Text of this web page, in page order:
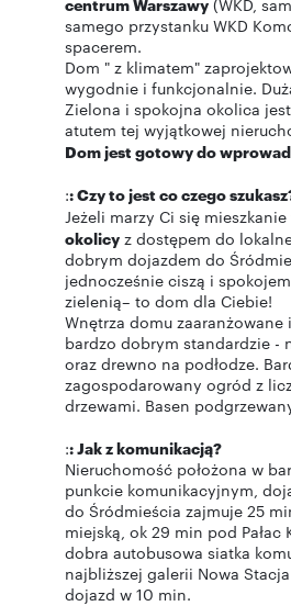
(WKD,
samego przystanku WKD
spacerem.
Dom " z klimatem"
wygodnie i funkcjonalnie.
Zielona i spokojna okolica
atutem tej wyjątkowej
Dom jest gotowy do
:: Czy to jest co czego
Jeżeli marzy Ci się mieszkanie
okolicy z dostępem do
dobrym dojazdem do
jednocześnie ciszą i
zielenią– to dom dla Ciebie!
Wnętrza domu zaaranżowane
bardzo dobrym standardzie -
oraz drewno na podłodze.
zagospodarowany ogród z
drzewami. Basen
:: Jak z komunikacją?
Nieruchomość położona w
punkcie komunikacyjnym,
do Śródmieścia zajmuje 25
miejską, ok 29 min pod Pałac
dobra autobusowa siatka
najbliższej galerii Nowa
dojazd w 10 min.